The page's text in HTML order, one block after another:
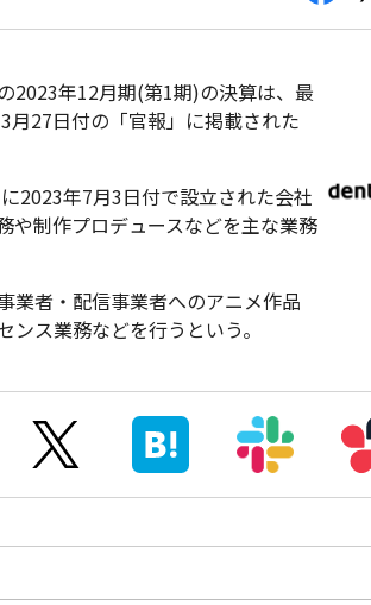
2023年12月期(第1期)の決算は、最
月27日付の「官報」に掲載された
2023年7月3日付で設立された会社
や制作プロデュースなどを主な業務
業者・配信事業者へのアニメ作品
ス業務などを行うという。